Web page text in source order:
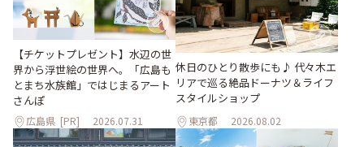
【チケットプレゼント】水辺の世
界から浮世絵の世界へ。「広島も
とまち水族館」ではじまるアート
さんぽ
広島県 [PR] 2026.07.31
休日のひとり散歩にも♪ 代々木エ
リアで巡る絶品ドーナツ＆ライフ
スタイルショップ
東京都 2026.08.02